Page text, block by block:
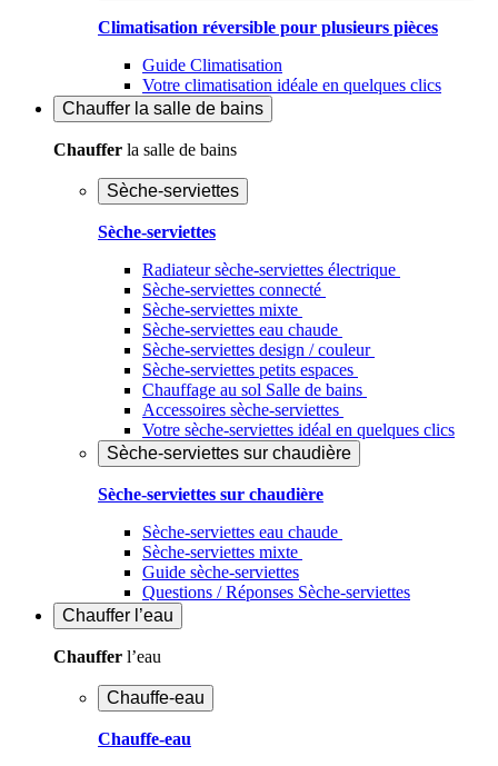
Climatisation réversible pour plusieurs pièces
Guide Climatisation
Votre climatisation idéale en quelques clics
Chauffer la salle de bains
Chauffer la salle de bains
Sèche-serviettes
Sèche-serviettes
Radiateur sèche-serviettes électrique
Sèche-serviettes connecté
Sèche-serviettes mixte
Sèche-serviettes eau chaude
Sèche-serviettes design / couleur
Sèche-serviettes petits espaces
Chauffage au sol Salle de bains
Accessoires sèche-serviettes
Votre sèche-serviettes idéal en quelques clics
Sèche-serviettes sur chaudière
Sèche-serviettes sur chaudière
Sèche-serviettes eau chaude
Sèche-serviettes mixte
Guide sèche-serviettes
Questions / Réponses Sèche-serviettes
Chauffer l’eau
Chauffer l’eau
Chauffe-eau
Chauffe-eau